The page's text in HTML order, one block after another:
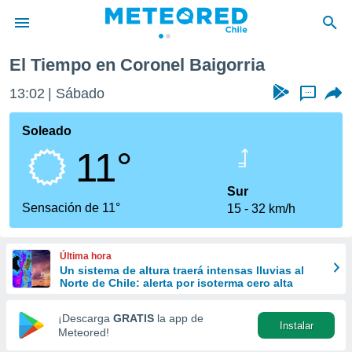
de
por
que se
calidad.
a este
las
y
forma
digital
basada
El Tiempo en Coronel Baigorria
13:02 Sábado ...
Soleado
11°
Sensación de 11°
Sur
15
32 km/h
Última hora
Un sistema de altura traerá intensas lluvias al
Norte de Chile: alerta por isoterma cero alta
¡Descarga GRATIS la app de
Meteored!
Instalar